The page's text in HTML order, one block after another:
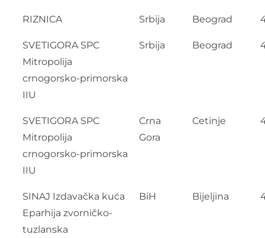
RIZNICA Srbija Beograd
SVETIGORA SPC
Mitropolija
crnogorsko-primorska
IIU
Srbija Beograd
SVETIGORA SPC
Mitropolija
crnogorsko-primorska
IIU
Crna
Gora
Cetinje
SINAJ Izdavačka kuća
Eparhija zvorničko-
tuzlanska
BiH Bijeljina